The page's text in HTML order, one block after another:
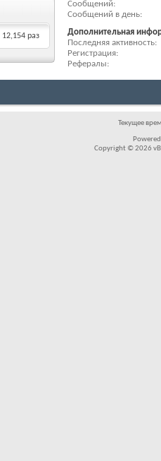
12,154 раз
Сообщений
Сообщений в день
Дополнительная
Последняя активность
Регистрация
Рефералы
Текущее
Copyright © 2026